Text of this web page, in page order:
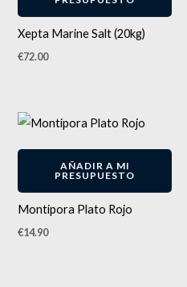
Xepta Marine Salt (20kg)
€72.00
AÑADIR A MI
PRESUPUESTO
Montipora Plato Rojo
€14.90